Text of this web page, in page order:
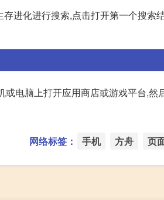
进化进行搜索,点击打开第一个搜索
电脑上打开应用商店或游戏平台,然
网络标签： 手机 方舟 页